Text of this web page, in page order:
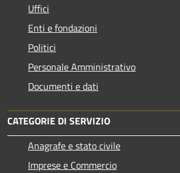
Uffici
Enti e fondazioni
Politici
Personale Amministrativo
Documenti e dati
CATEGORIE DI SERVIZIO
Anagrafe e stato civile
Imprese e Commercio